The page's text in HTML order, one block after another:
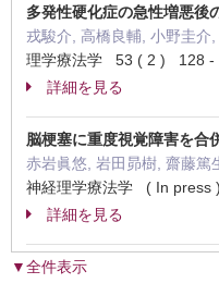
多発性硬化症の急性増悪後
戎駿介, 高橋良輔, 小野圭介
理学療法学 53 ( 2 ) 128
詳細を見る
脳梗塞に重度視覚障害を
赤岩眞悠, 岩田昴樹, 齋藤篤
神経理学療法学 ( In
詳細を見る
▼全件表示